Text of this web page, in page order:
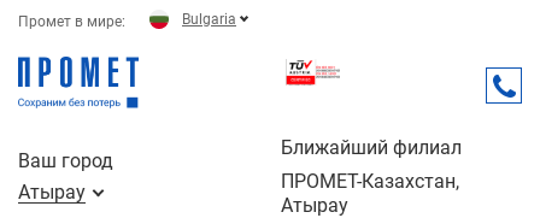
Промет в мире: Bulgaria
Ваш город
Атырау
Ближайший филиал
ПРОМЕТ-Казахстан,
Атырау